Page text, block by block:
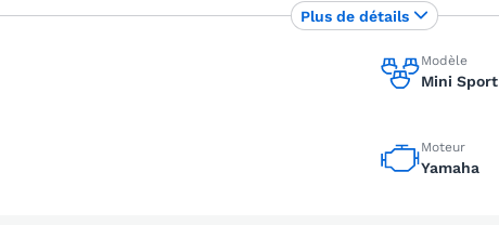
Modèle
Mini Sport
Moteur
Yamaha
Plus de détails